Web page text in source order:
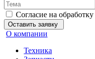
Согласие на
Оставить заявку
О компании
Техника